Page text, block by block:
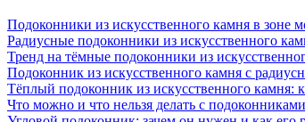
Подоконники из искусственного камня в зоне
Радиусные подоконники из искусственного
Тренд на тёмные подоконники из
Подоконник из искусственного камня с
Тёплый подоконник из искусственного камня:
Что можно и что нельзя делать с